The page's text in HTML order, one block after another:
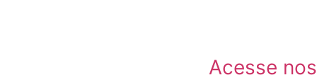
Acesse